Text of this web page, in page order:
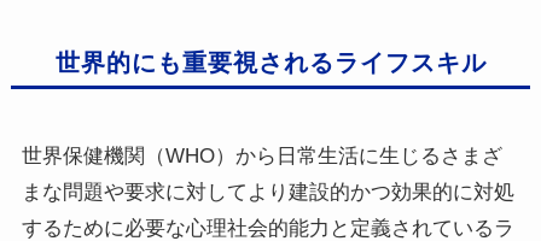
世界的にも重要視されるライフスキル
世界保健機関（WHO）から日常生活に生じるさまざ
まな問題や要求に対してより建設的かつ効果的に対処
するために必要な心理社会的能力と定義されているラ